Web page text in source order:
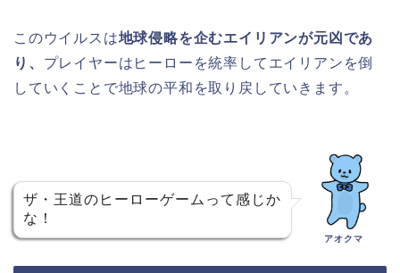
このウイルスは地球侵略を企むエイリアンが元凶であ
り、 プレイヤーはヒーローを統率してエイリアンを倒
していくことで地球の平和を取り戻していきます。
ザ・王道のヒーローゲームって感じか
な！
アオクマ